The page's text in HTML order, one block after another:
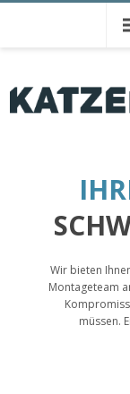
JETZT PREIS
WIR
Wir bieten
Montageteam
müssen.